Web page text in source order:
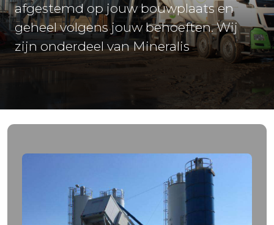
afgestemd op jouw bouwplaats en
geheel volgens jouw behoeften. Wij
zijn onderdeel van Mineralis